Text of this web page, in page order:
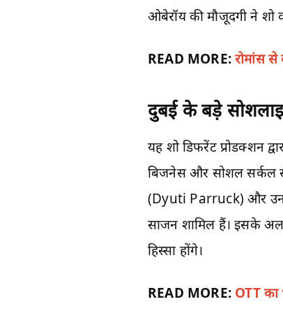
ओबेरॉय की मौजूदगी ने शो
READ MORE:रोमांस
दुबई के बड़े
यह शो डिफरेंट प्रोडक्शन
बिजनेस और सोशल सर्कल से
(Dyuti Parruck) और
साजन शामिल हैं। इसके
हिस्सा होंगे।
READ MORE: OTT